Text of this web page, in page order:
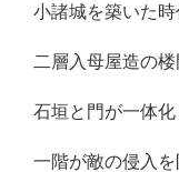
小諸城を築いた時
二層入母屋造の楼
石垣と門が一体化
一階が敵の侵入を